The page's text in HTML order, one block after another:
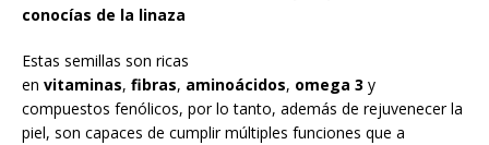
conocías de la linaza
Estas semillas son ricas
en vitaminas, fibras, aminoácidos, omega 3 y
compuestos fenólicos, por lo tanto, además de rejuvenecer la
piel, son capaces de cumplir múltiples funciones que a